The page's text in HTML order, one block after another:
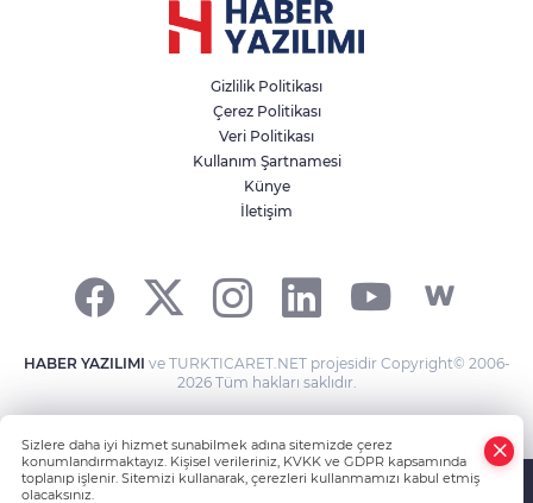
Gizlilik Politikası
Çerez Politikası
Veri Politikası
Kullanım Şartnamesi
Künye
İletişim
HABER YAZILIMI ve TURKTICARET.NET projesidir Copyright© 2006-
2026 Tüm hakları saklıdır.
Sizlere daha iyi hizmet sunabilmek adına sitemizde çerez
konumlandırmaktayız. Kişisel verileriniz, KVKK ve GDPR kapsamında
toplanıp işlenir. Sitemizi kullanarak, çerezleri kullanmamızı kabul etmiş
olacaksınız.